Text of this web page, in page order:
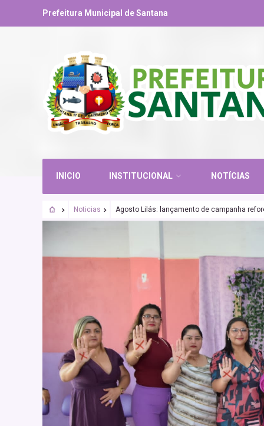
Prefeitura Municipal de Santana
INICIO INSTITUCIONAL NOTÍCIAS
Noticias Agosto Lilás: lançamento de campanha